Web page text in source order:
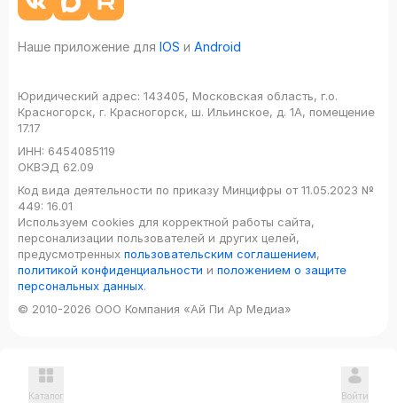
Наше приложение для IOS и Android
Юридический адрес: 143405, Московская область, г.о.
Красногорск, г. Красногорск, ш. Ильинское, д. 1А, помещение
17.17
ИНН: 6454085119
ОКВЭД 62.09
Код вида деятельности по приказу Минцифры от 11.05.2023 №
449: 16.01
Используем cookies для корректной работы сайта,
персонализации пользователей и других целей,
предусмотренных пользовательским соглашением,
политикой конфиденциальности и положением о защите
персональных данных.
© 2010-2026 ООО Компания «Ай Пи Ар Медиа»
Каталог Войти